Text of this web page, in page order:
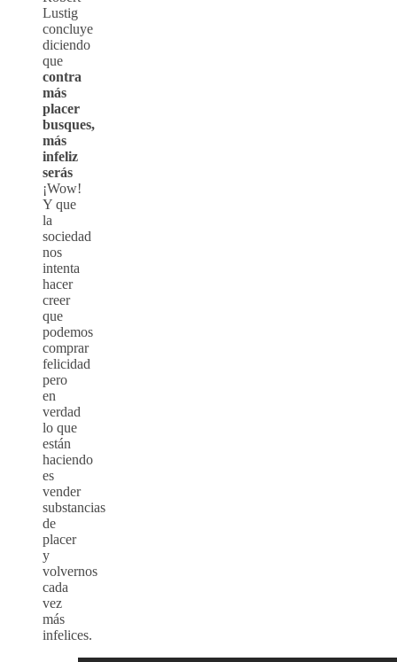
Lustig
concluye
diciendo
que
contra
más
placer
busques,
más
infeliz
serás
¡Wow!
Y que
la
sociedad
nos
intenta
hacer
creer
que
podemos
comprar
felicidad
pero
en
verdad
lo que
están
haciendo
es
vender
substancias
de
placer
y
volvernos
cada
vez
más
infelices.